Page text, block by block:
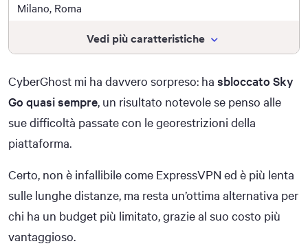
Milano, Roma
Vedi più caratteristiche
CyberGhost mi ha davvero sorpreso: ha sbloccato Sky
Go quasi sempre, un risultato notevole se penso alle
sue difficoltà passate con le georestrizioni della
piattaforma.
Certo, non è infallibile come ExpressVPN ed è più lenta
sulle lunghe distanze, ma resta un’ottima alternativa per
chi ha un budget più limitato, grazie al suo costo più
vantaggioso.